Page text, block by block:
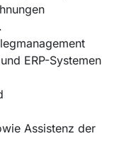
ERP-Systemen
Assistenz der